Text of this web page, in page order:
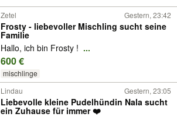
Zetel Gestern, 23:42
Frosty - liebevoller Mischling sucht seine
Familie
Hallo, ich bin Frosty ! ...
600 €
mischlinge
Lindau Gestern, 23:05
Liebevolle kleine Pudelhündin Nala sucht
ein Zuhause für immer ❤️